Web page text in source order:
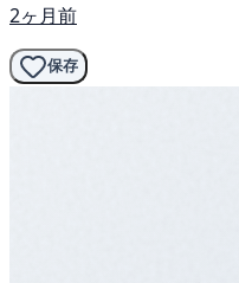
2ヶ月前
保存